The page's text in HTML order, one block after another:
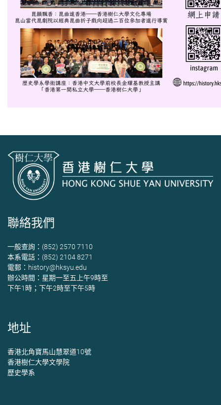
聯絡我們
一般查詢：(852) 2570 7110
本系電話：(852) 2104 8271
電郵： history@hksyu.edu
辦公時間：星期一至五上午9時至
下午1時；下午2時至下午5時
地址
香港北角寶馬山慧翠道10號
香港樹仁大學文學院
歷史學系